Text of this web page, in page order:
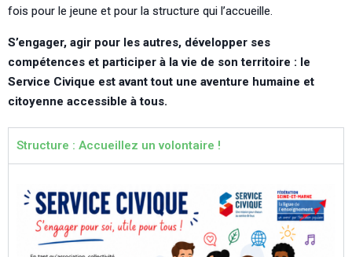
fois pour le jeune et pour la structure qui l’accueille.
S’engager, agir pour les autres, développer ses
compétences et participer à la vie de son territoire : le
Service Civique est avant tout une aventure humaine et
citoyenne accessible à tous.
Structure : Accueillez un volontaire !